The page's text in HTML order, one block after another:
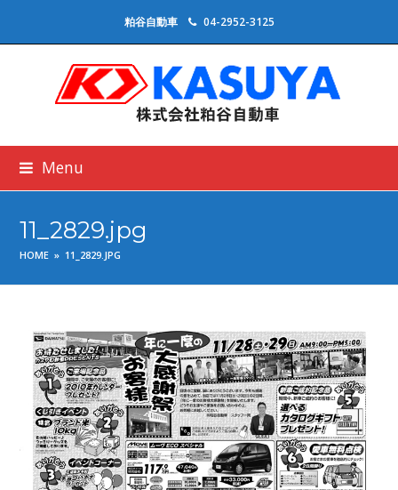
粕谷自動車 04-2952-3125
Menu
11_2829.jpg
HOME » 11_2829.JPG